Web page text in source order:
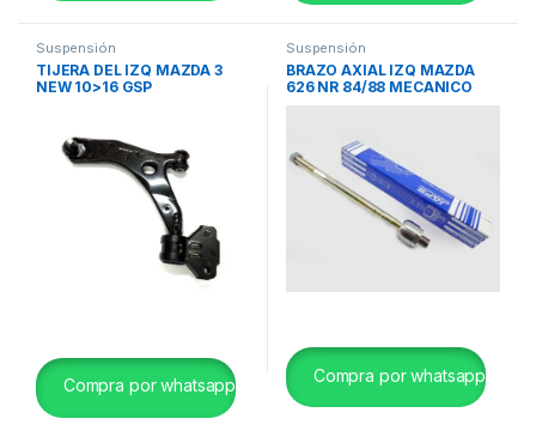
Suspensión
TIJERA DEL IZQ MAZDA 3
NEW 10>16 GSP
Compra por whatsapp
Suspensión
BRAZO AXIAL IZQ MAZDA
626 NR 84/88 MECANICO
JAFS AT-10311
Compra por whatsapp